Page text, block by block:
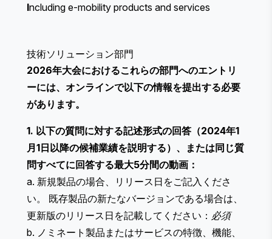
Including e-mobility products and services
技術ソリューション部門
2026年大会におけるこれらの部門へのエントリ
ーには、オンラインで以下の情報を提出する必要
があります。
1. 以下の質問に対する記述形式の回答（2024年1
月1日以降の候補業績を説明する）、または同じ質
問すべてに回答する最大5分間の動画：
a. 新規製品の場合、リリース日をご記入くださ
い。 既存製品の新たなバージョンである場合は、
更新版のリリース日を記載してください： 必須
b. ノミネート製品またはサービスの特徴、機能、